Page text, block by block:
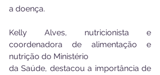
a doença.
Kelly Alves, nutricionista e
coordenadora de alimentação e
nutrição do Ministério
da Saúde, destacou a importância de